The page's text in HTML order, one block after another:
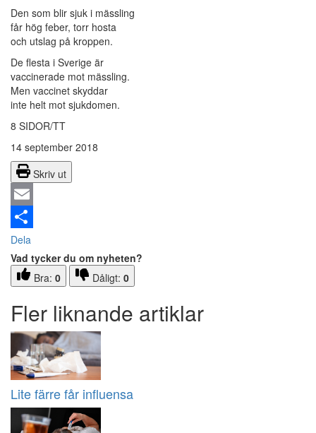
Den som blir sjuk i mässling
får hög feber, torr hosta
och utslag på kroppen.
De flesta i Sverige är
vaccinerade mot mässling.
Men vaccinet skyddar
inte helt mot sjukdomen.
8 SIDOR/TT
14 september 2018
Skriv ut
Email
Dela
Vad tycker du om nyheten?
Bra: 0 Dåligt: 0
Fler liknande artiklar
Lite färre får influensa